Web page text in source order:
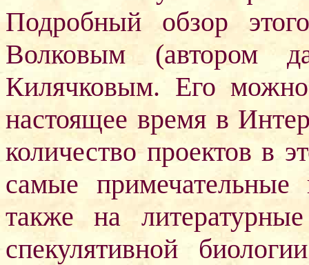
Подробный обзор
Волковым (автором
Килячковым. Его
настоящее время в
количество проектов в
самые
также на
спекулятивной